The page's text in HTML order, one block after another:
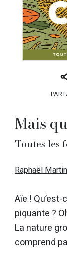
Mais
Toutes les
Raphaël Martin
Aïe !
piquante ?
La nature
comprend